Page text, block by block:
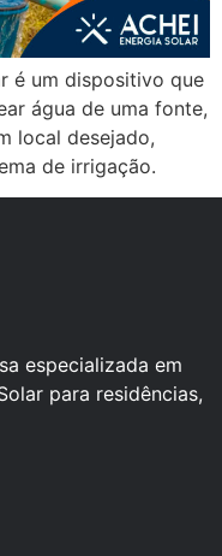
é um dispositivo que
água de uma fonte,
local desejado,
de irrigação.
especializada em
para residências,